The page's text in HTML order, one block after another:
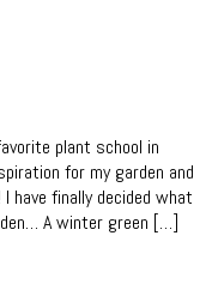
plant school in
for my garden and
have finally decided what
A winter green […]